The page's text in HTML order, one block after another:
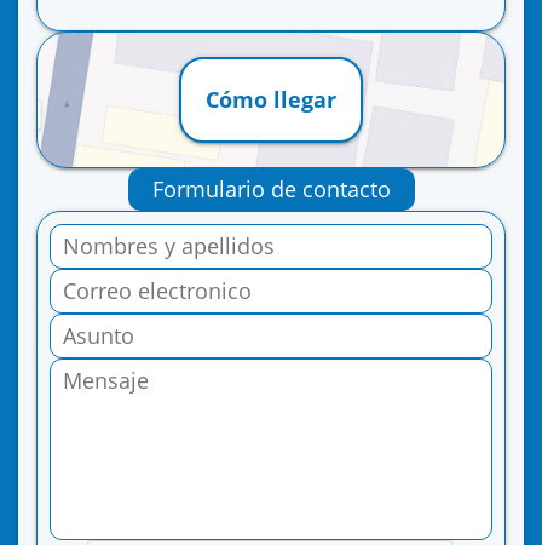
Cómo llegar
Formulario de contacto